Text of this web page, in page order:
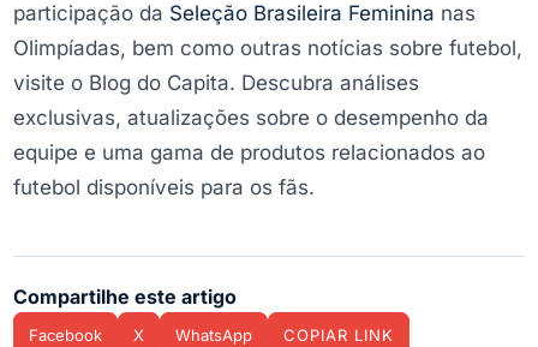
participação da Seleção Brasileira Feminina nas
Olimpíadas, bem como outras notícias sobre futebol,
visite o Blog do Capita. Descubra análises
exclusivas, atualizações sobre o desempenho da
equipe e uma gama de produtos relacionados ao
futebol disponíveis para os fãs.
Compartilhe este artigo
Facebook X WhatsApp COPIAR LINK